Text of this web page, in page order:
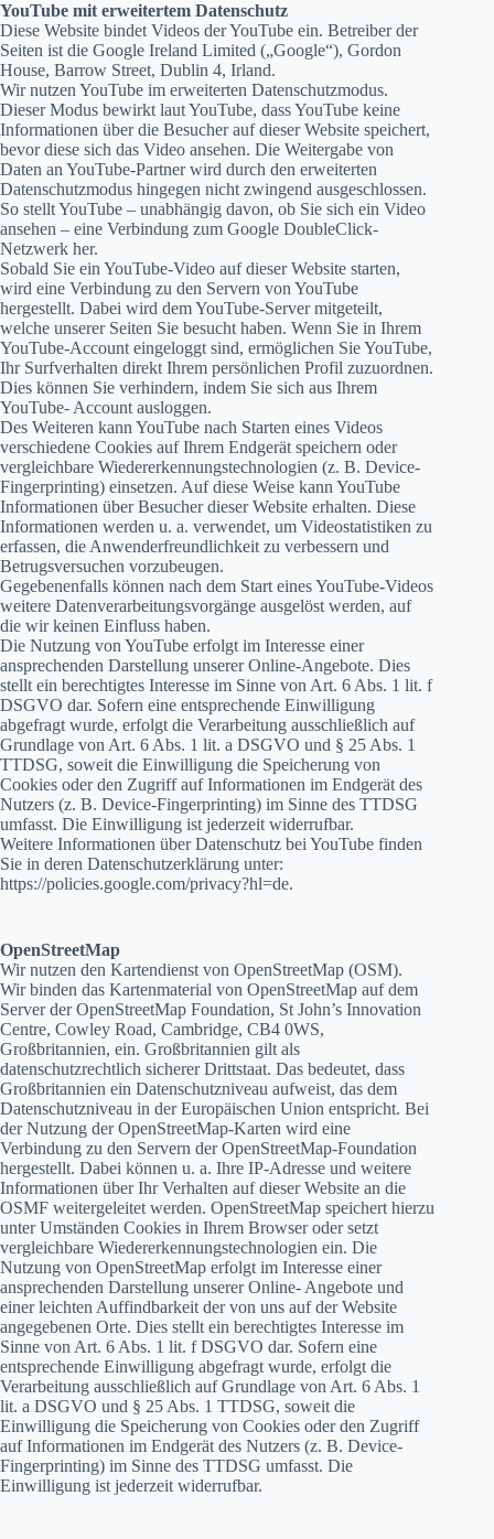
YouTube mit erweitertem Datenschutz
Diese Website bindet Videos der YouTube ein. Betreiber der
Seiten ist die Google Ireland Limited („Google“), Gordon
House, Barrow Street, Dublin 4, Irland.
Wir nutzen YouTube im erweiterten Datenschutzmodus.
Dieser Modus bewirkt laut YouTube, dass YouTube keine
Informationen über die Besucher auf dieser Website speichert,
bevor diese sich das Video ansehen. Die Weitergabe von
Daten an YouTube-Partner wird durch den erweiterten
Datenschutzmodus hingegen nicht zwingend ausgeschlossen.
So stellt YouTube – unabhängig davon, ob Sie sich ein Video
ansehen – eine Verbindung zum Google DoubleClick-
Netzwerk her.
Sobald Sie ein YouTube-Video auf dieser Website starten,
wird eine Verbindung zu den Servern von YouTube
hergestellt. Dabei wird dem YouTube-Server mitgeteilt,
welche unserer Seiten Sie besucht haben. Wenn Sie in Ihrem
YouTube-Account eingeloggt sind, ermöglichen Sie YouTube,
Ihr Surfverhalten direkt Ihrem persönlichen Profil zuzuordnen.
Dies können Sie verhindern, indem Sie sich aus Ihrem
YouTube- Account ausloggen.
Des Weiteren kann YouTube nach Starten eines Videos
verschiedene Cookies auf Ihrem Endgerät speichern oder
vergleichbare Wiedererkennungstechnologien (z. B. Device-
Fingerprinting) einsetzen. Auf diese Weise kann YouTube
Informationen über Besucher dieser Website erhalten. Diese
Informationen werden u. a. verwendet, um Videostatistiken zu
erfassen, die Anwenderfreundlichkeit zu verbessern und
Betrugsversuchen vorzubeugen.
Gegebenenfalls können nach dem Start eines YouTube-Videos
weitere Datenverarbeitungsvorgänge ausgelöst werden, auf
die wir keinen Einfluss haben.
Die Nutzung von YouTube erfolgt im Interesse einer
ansprechenden Darstellung unserer Online-Angebote. Dies
stellt ein berechtigtes Interesse im Sinne von Art. 6 Abs. 1 lit. f
DSGVO dar. Sofern eine entsprechende Einwilligung
abgefragt wurde, erfolgt die Verarbeitung ausschließlich auf
Grundlage von Art. 6 Abs. 1 lit. a DSGVO und § 25 Abs. 1
TTDSG, soweit die Einwilligung die Speicherung von
Cookies oder den Zugriff auf Informationen im Endgerät des
Nutzers (z. B. Device-Fingerprinting) im Sinne des TTDSG
umfasst. Die Einwilligung ist jederzeit widerrufbar.
Weitere Informationen über Datenschutz bei YouTube finden
Sie in deren Datenschutzerklärung unter:
https://policies.google.com/privacy?hl=de.
OpenStreetMap
Wir nutzen den Kartendienst von OpenStreetMap (OSM).
Wir binden das Kartenmaterial von OpenStreetMap auf dem
Server der OpenStreetMap Foundation, St John’s Innovation
Centre, Cowley Road, Cambridge, CB4 0WS,
Großbritannien, ein. Großbritannien gilt als
datenschutzrechtlich sicherer Drittstaat. Das bedeutet, dass
Großbritannien ein Datenschutzniveau aufweist, das dem
Datenschutzniveau in der Europäischen Union entspricht. Bei
der Nutzung der OpenStreetMap-Karten wird eine
Verbindung zu den Servern der OpenStreetMap-Foundation
hergestellt. Dabei können u. a. Ihre IP-Adresse und weitere
Informationen über Ihr Verhalten auf dieser Website an die
OSMF weitergeleitet werden. OpenStreetMap speichert hierzu
unter Umständen Cookies in Ihrem Browser oder setzt
vergleichbare Wiedererkennungstechnologien ein. Die
Nutzung von OpenStreetMap erfolgt im Interesse einer
ansprechenden Darstellung unserer Online- Angebote und
einer leichten Auffindbarkeit der von uns auf der Website
angegebenen Orte. Dies stellt ein berechtigtes Interesse im
Sinne von Art. 6 Abs. 1 lit. f DSGVO dar. Sofern eine
entsprechende Einwilligung abgefragt wurde, erfolgt die
Verarbeitung ausschließlich auf Grundlage von Art. 6 Abs. 1
lit. a DSGVO und § 25 Abs. 1 TTDSG, soweit die
Einwilligung die Speicherung von Cookies oder den Zugriff
auf Informationen im Endgerät des Nutzers (z. B. Device-
Fingerprinting) im Sinne des TTDSG umfasst. Die
Einwilligung ist jederzeit widerrufbar.